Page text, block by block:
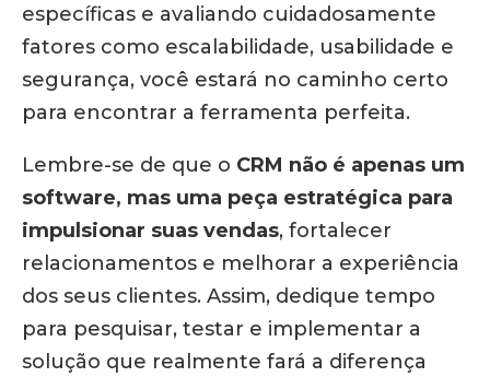
específicas e avaliando cuidadosamente
fatores como escalabilidade, usabilidade e
segurança, você estará no caminho certo
para encontrar a ferramenta perfeita.
Lembre-se de que o CRM não é apenas um
software, mas uma peça estratégica para
impulsionar suas vendas, fortalecer
relacionamentos e melhorar a experiência
dos seus clientes. Assim, dedique tempo
para pesquisar, testar e implementar a
solução que realmente fará a diferença